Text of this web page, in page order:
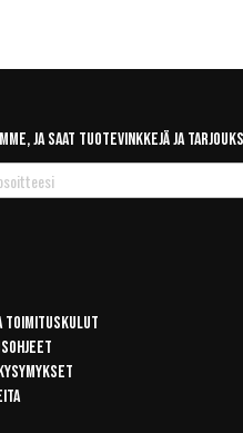
ja saat tuotevinkkejä ja
toimituskulut